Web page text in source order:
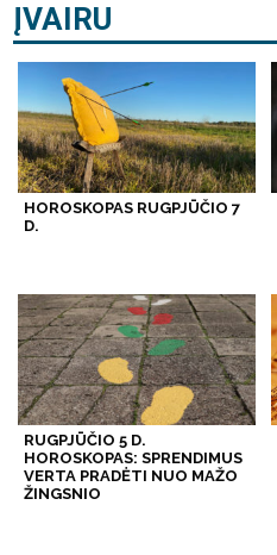
ĮVAIRU
HOROSKOPAS RUGPJŪČIO 7
D.
RUGPJŪČIO 5 D.
HOROSKOPAS: SPRENDIMUS
VERTA PRADĖTI NUO MAŽO
ŽINGSNIO